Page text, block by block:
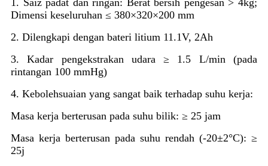
1. Saiz padat dan ringan: Berat bersih pengesan > 4kg;
Dimensi keseluruhan ≤ 380×320×200 mm
2. Dilengkapi dengan bateri litium 11.1V, 2Ah
3. Kadar pengekstrakan udara ≥ 1.5 L/min (pada
rintangan 100 mmHg)
4. Kebolehsuaian yang sangat baik terhadap suhu kerja:
Masa kerja berterusan pada suhu bilik: ≥ 25 jam
Masa kerja berterusan pada suhu rendah (-20±2°C): ≥
25j